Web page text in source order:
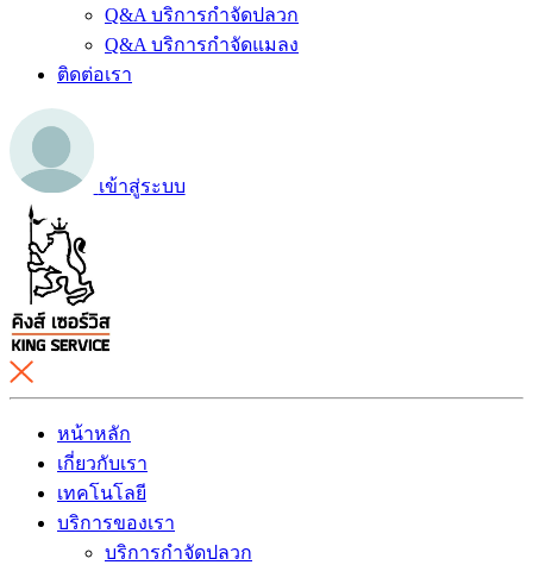
Q&A บริการกำจัดปลวก
Q&A บริการกำจัดแมลง
ติดต่อเรา
เข้าสู่ระบบ
หน้าหลัก
เกี่ยวกับเรา
เทคโนโลยี
บริการของเรา
บริการกำจัดปลวก